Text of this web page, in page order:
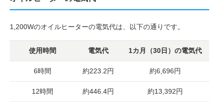
1,200Wのオイルヒーターの電気代は、以下の通りです。
使用時間 電気代 1カ月（30日）の電気代
6時間 約223.2円 約6,696円
12時間 約446.4円 約13,392円